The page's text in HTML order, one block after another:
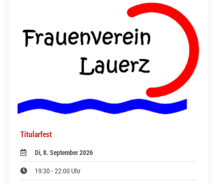
Titularfest
Di, 8. September 2026
19:30 - 22:00 Uhr